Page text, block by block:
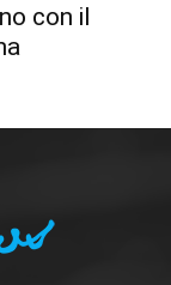
con il